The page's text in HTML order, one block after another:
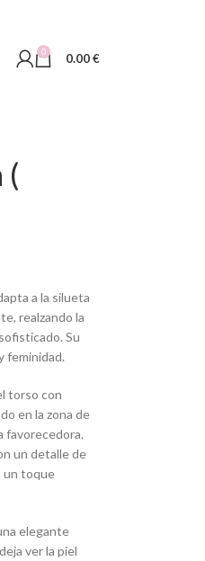
0 0.00€
(
a la silueta
realzando la
Su
feminidad.
torso con
en la zona de
favorecedora.
un detalle de
un toque
elegante
ver la piel